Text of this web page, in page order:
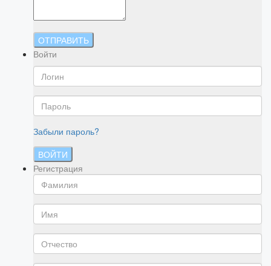
ОТПРАВИТЬ
Войти
Забыли пароль?
ВОЙТИ
Регистрация